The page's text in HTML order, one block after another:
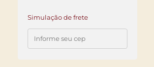
Simulação de frete